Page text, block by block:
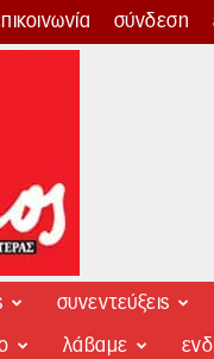
σύνδεση
συνεντεύξεις
λάβαμε